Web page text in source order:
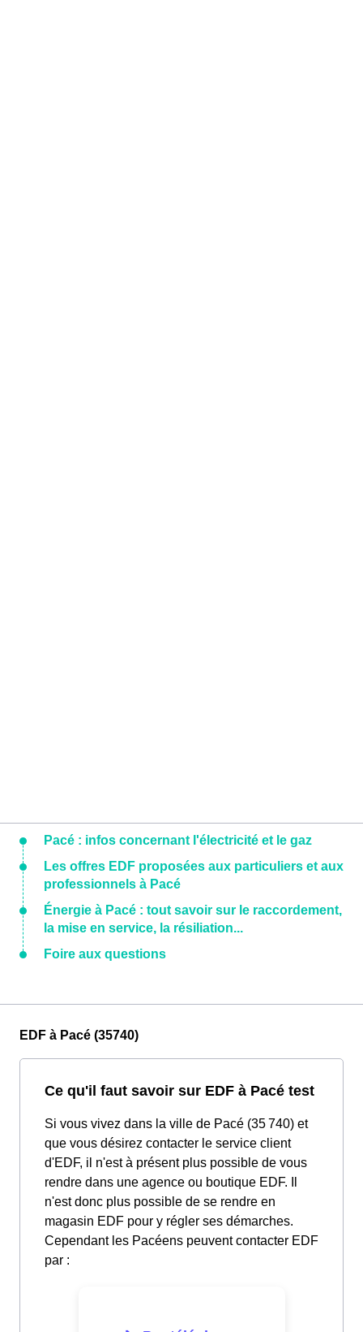
Pacé : infos concernant l'électricité et le gaz
Les offres EDF proposées aux particuliers et aux
professionnels à Pacé
Énergie à Pacé : tout savoir sur le raccordement,
la mise en service, la résiliation...
Foire aux questions
EDF à Pacé (35740)
Ce qu'il faut savoir sur EDF à Pacé test
Si vous vivez dans la ville de Pacé (35 740) et
que vous désirez contacter le service client
d'EDF, il n'est à présent plus possible de vous
rendre dans une agence ou boutique EDF. Il
n'est donc plus possible de se rendre en
magasin EDF pour y régler ses démarches.
Cependant les Pacéens peuvent contacter EDF
par :